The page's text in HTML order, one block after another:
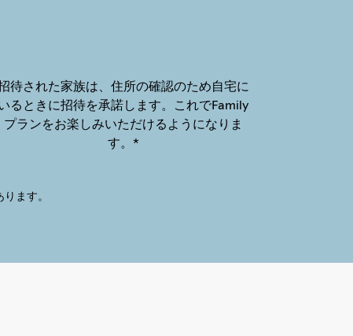
待された家族は、住所の確認のため自宅に
るときに招待を承諾します。これでFamily
プランをお楽しみいただけるようになりま
す。*
ます。